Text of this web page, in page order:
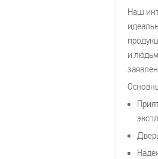
Наш
и